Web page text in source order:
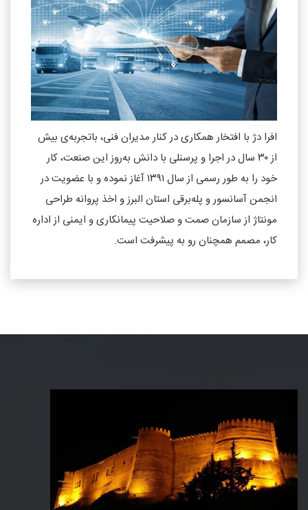
افرا دژ با افتخار همکاری در کنار مدیران فنی، باتجربه‌ی بیش
از ۳۰ سال در اجرا و پرسنلی با دانش به‌روز این صنعت، کار
خود را به ‌طور رسمی از سال ۱۳۹۱ آغاز نموده و با عضویت در
انجمن آسانسور و پله‌برقی استان البرز و اخذ پروانه طراحی
مونتاژ از سازمان صمت و صلاحیت پیمانکاری و ایمنی از اداره
کار، مصمم همچنان رو به پیشرفت است.